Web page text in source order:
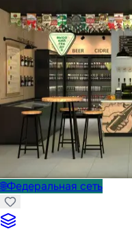
🌐Федеральная сеть